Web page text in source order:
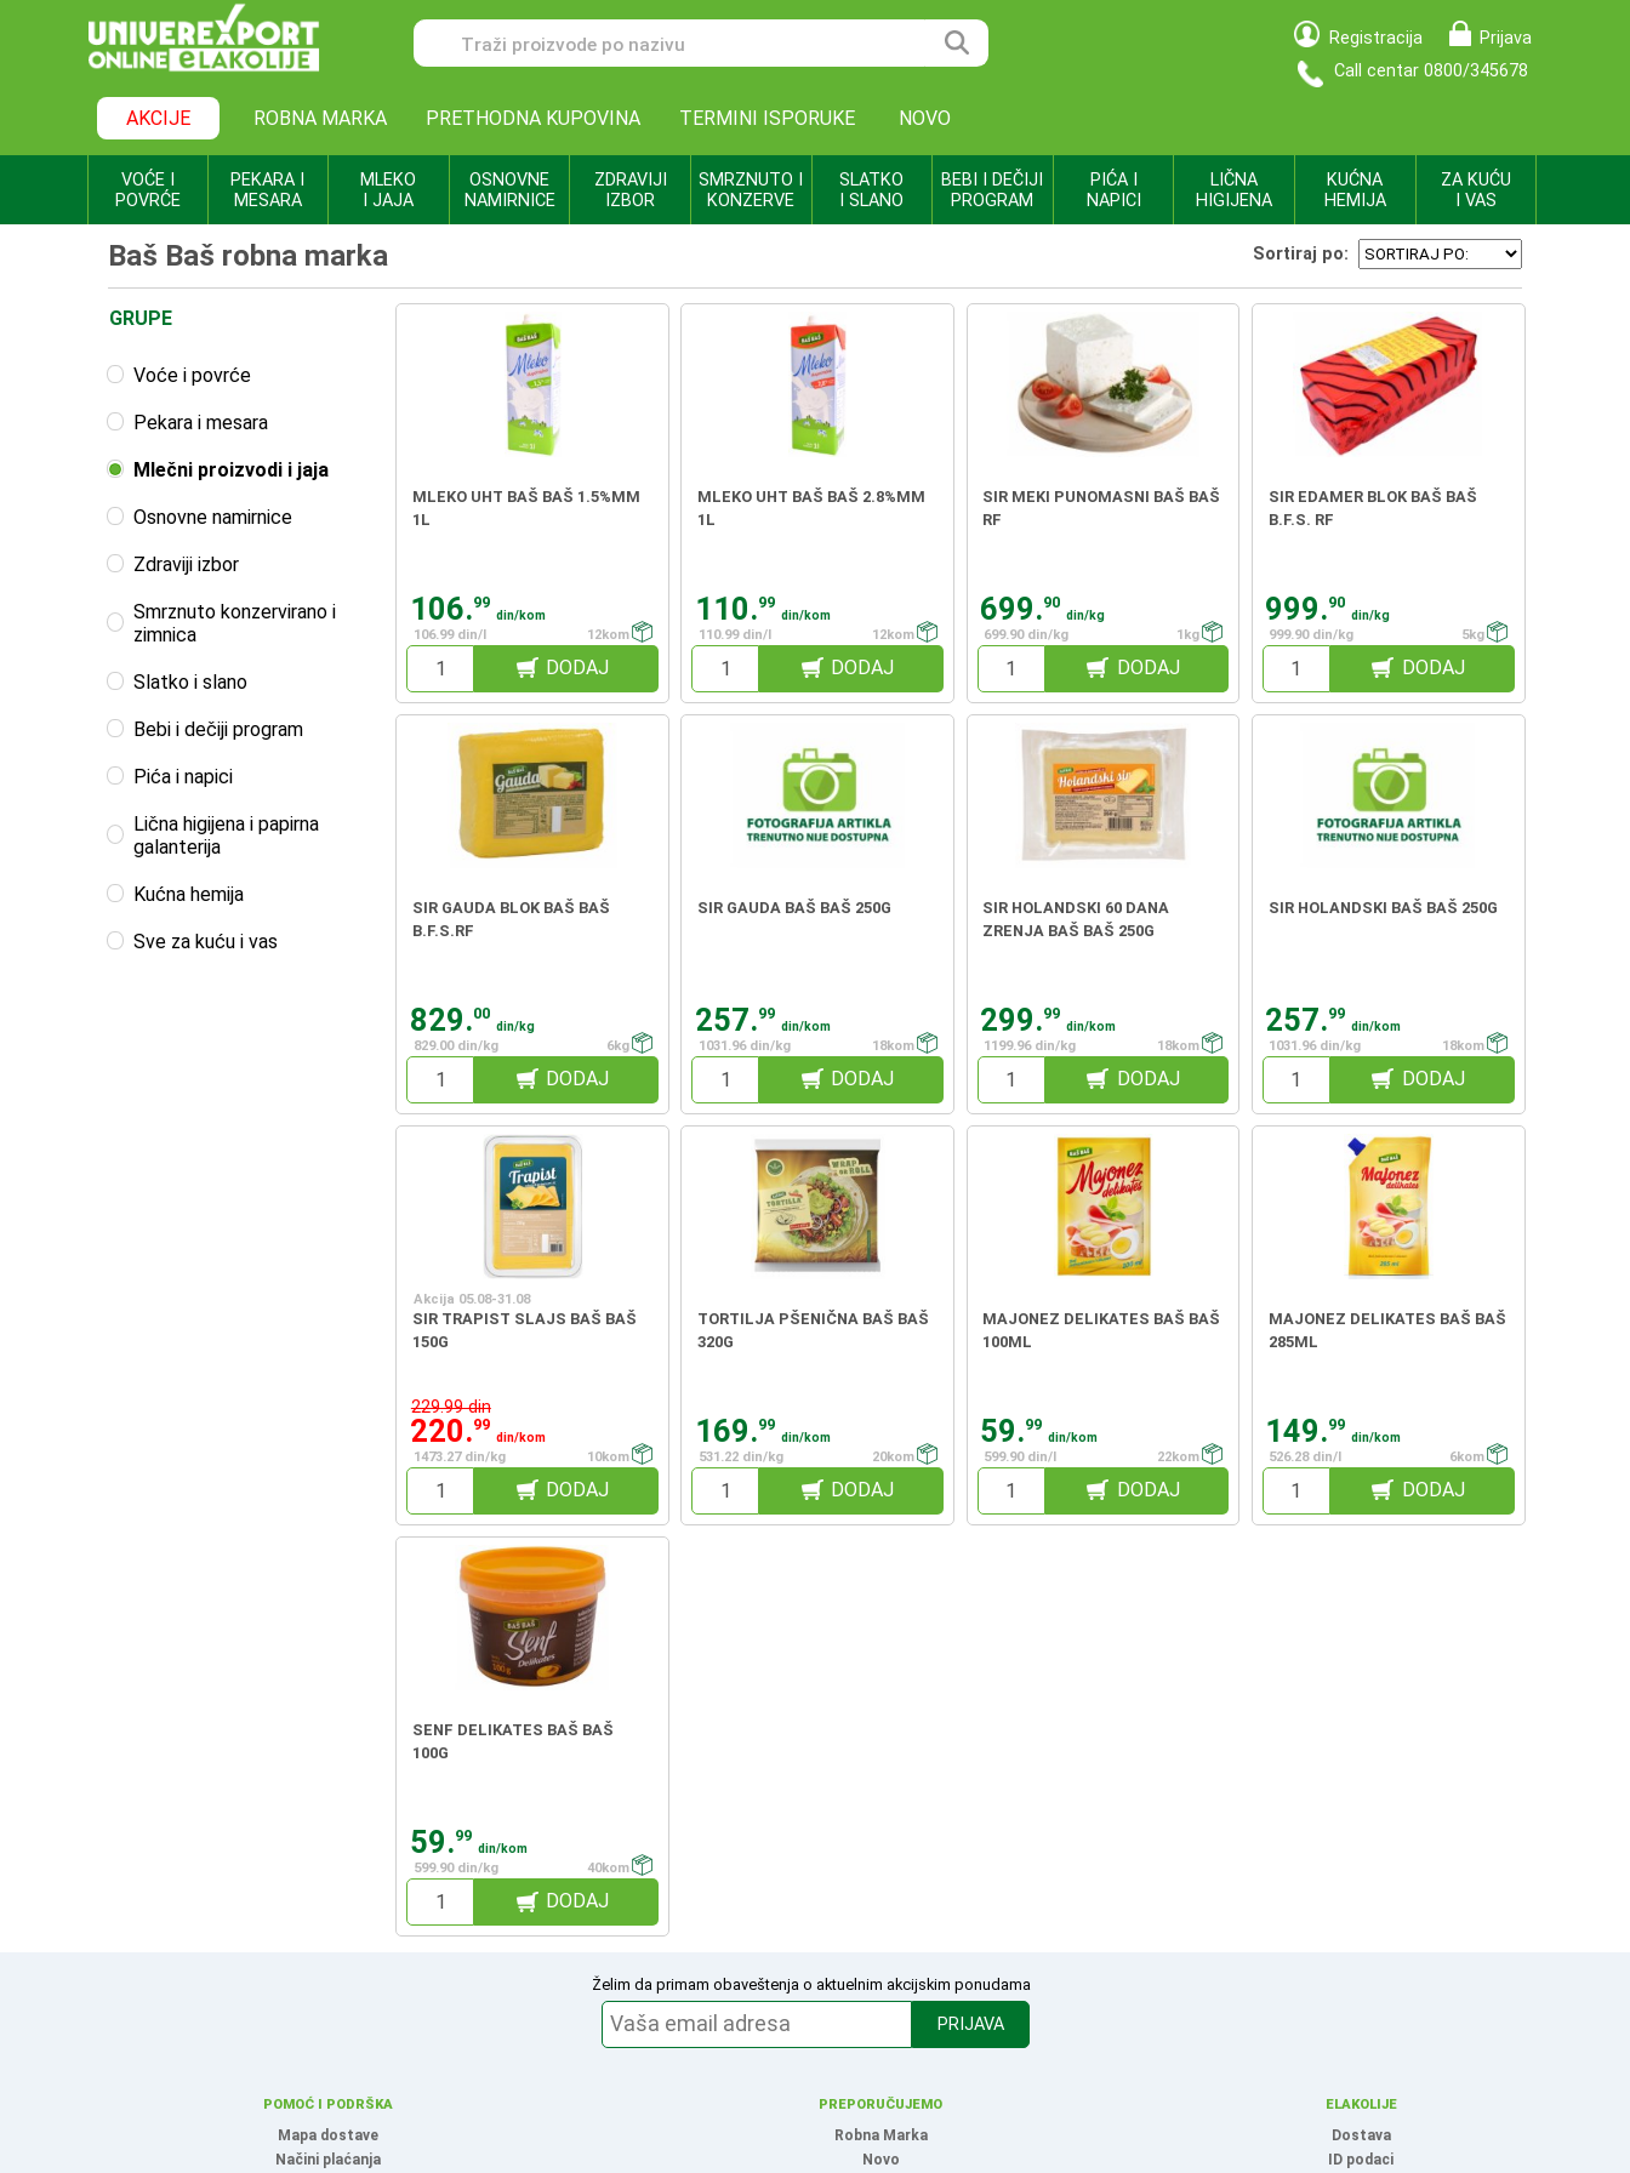
Registracija
Prijava
Call centar 0800/345678
AKCIJE ROBNA MARKA PRETHODNA KUPOVINA TERMINI ISPORUKE NOVO
VOĆE I
POVRĆE
PEKARA I
MESARA
MLEKO
I JAJA
OSNOVNE
NAMIRNICE
ZDRAVIJI
IZBOR
SMRZNUTO I
KONZERVE
SLATKO
I SLANO
BEBI I DEČIJI
PROGRAM
PIĆA I
NAPICI
LIČNA
HIGIJENA
KUĆNA
HEMIJA
ZA KUĆU
I VAS
Baš Baš robna marka Sortiraj po:
GRUPE
Voće i povrće
Pekara i mesara
Mlečni proizvodi i jaja
Osnovne namirnice
Zdraviji izbor
Smrznuto konzervirano i
zimnica
Slatko i slano
Bebi i dečiji program
Pića i napici
Lična higijena i papirna
galanterija
Kućna hemija
Sve za kuću i vas
MLEKO UHT BAŠ BAŠ 1.5%MM
1L
106.99
din/kom
106.99 din/l
12kom
DODAJ
MLEKO UHT BAŠ BAŠ 2.8%MM
1L
110.99
din/kom
110.99 din/l
12kom
DODAJ
SIR MEKI PUNOMASNI BAŠ BAŠ
RF
699.90
din/kg
699.90 din/kg
1kg
DODAJ
SIR EDAMER BLOK BAŠ BAŠ
B.F.S. RF
999.90
din/kg
999.90 din/kg
5kg
DODAJ
SIR GAUDA BLOK BAŠ BAŠ
B.F.S.RF
829.00
din/kg
829.00 din/kg
6kg
DODAJ
SIR GAUDA BAŠ BAŠ 250G
257.99
din/kom
1031.96 din/kg
18kom
DODAJ
SIR HOLANDSKI 60 DANA
ZRENJA BAŠ BAŠ 250G
299.99
din/kom
1199.96 din/kg
18kom
DODAJ
SIR HOLANDSKI BAŠ BAŠ 250G
257.99
din/kom
1031.96 din/kg
18kom
DODAJ
Akcija 05.08-31.08
SIR TRAPIST SLAJS BAŠ BAŠ
150G
229.99 din
220.99
din/kom
1473.27 din/kg
10kom
DODAJ
TORTILJA PŠENIČNA BAŠ BAŠ
320G
169.99
din/kom
531.22 din/kg
20kom
DODAJ
MAJONEZ DELIKATES BAŠ BAŠ
100ML
59.99
din/kom
599.90 din/l
22kom
DODAJ
MAJONEZ DELIKATES BAŠ BAŠ
285ML
149.99
din/kom
526.28 din/l
6kom
DODAJ
SENF DELIKATES BAŠ BAŠ
100G
59.99
din/kom
599.90 din/kg
40kom
DODAJ
Želim da primam obaveštenja o aktuelnim akcijskim ponudama
PRIJAVA
POMOĆ I PODRŠKA
Mapa dostave
Načini plaćanja
PREPORUČUJEMO
Robna Marka
Novo
ELAKOLIJE
Dostava
ID podaci